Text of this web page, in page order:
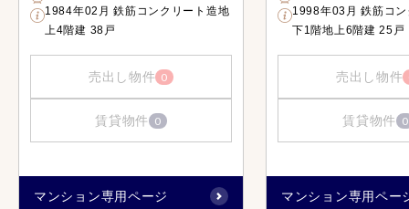
1984年02月 鉄筋コンクリート造地
上4階建 38戸
売出し物件 0
賃貸物件 0
マンション専用ページ
1998年03月 鉄筋コ
下1階地上6階建 25戸
売出し物件
賃貸物件 0
マンション専用ペー